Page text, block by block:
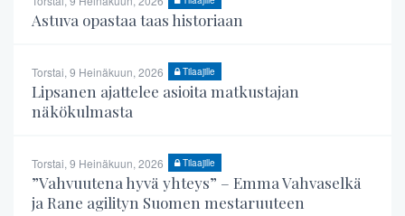
Astuva opastaa taas historiaan
Torstai, 9 Heinäkuun, 2026 Tilaajille
Lipsanen ajattelee asioita matkustajan
näkökulmasta
Torstai, 9 Heinäkuun, 2026 Tilaajille
”Vahvuutena hyvä yhteys” – Emma Vahvaselkä
ja Rane agilityn Suomen mestaruuteen